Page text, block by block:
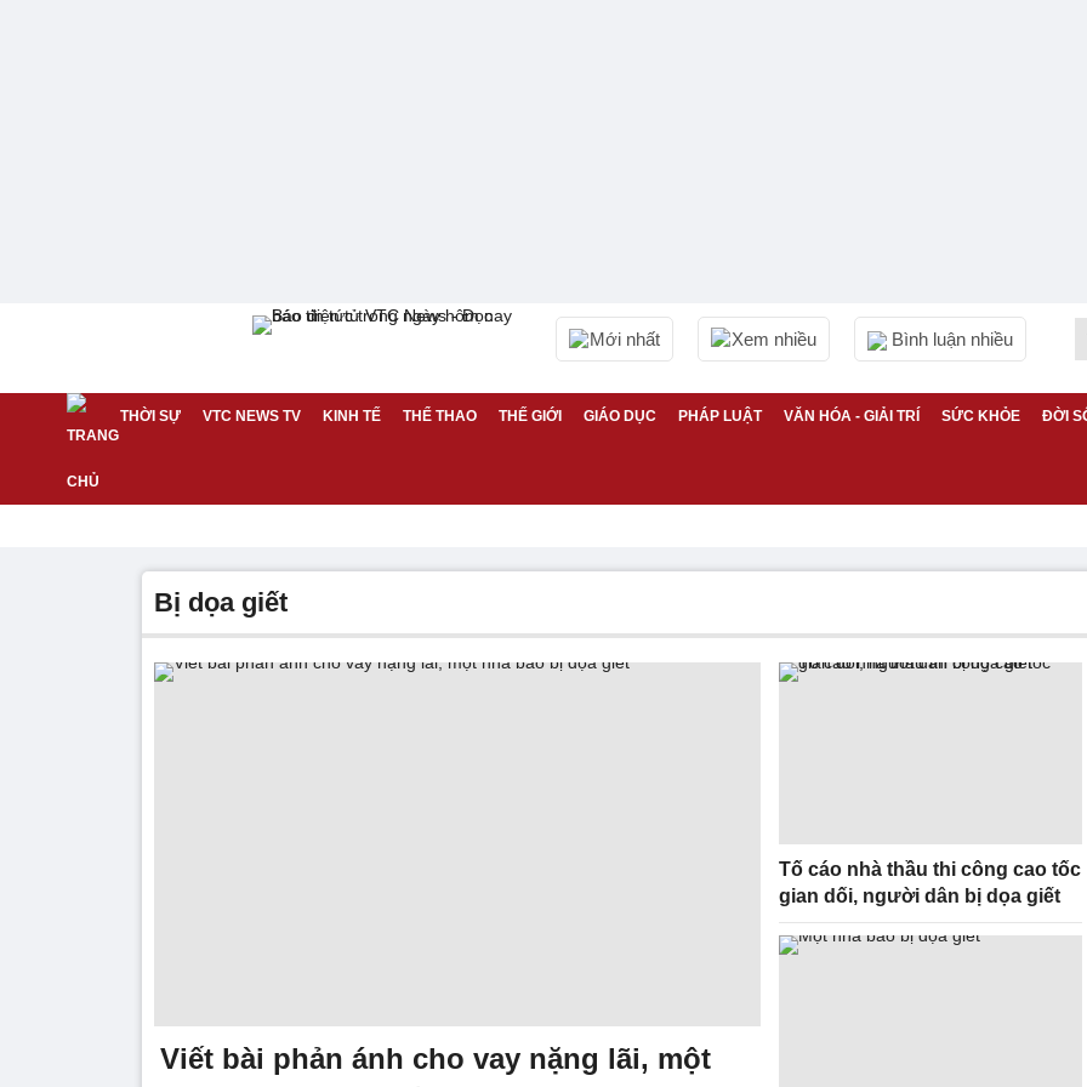
Mới nhất Xem nhiều Bình luận nhiều
THỜI SỰ VTC NEWS TV KINH TẾ THỂ THAO THẾ GIỚI GIÁO DỤC PHÁP LUẬT VĂN HÓA - GIẢI TRÍ SỨC KHỎE ĐỜI
bị dọa giết
Viết bài phản ánh cho vay nặng lãi, một
Tố cáo nhà thầu thi công cao tốc
gian dối, người dân bị dọa giết